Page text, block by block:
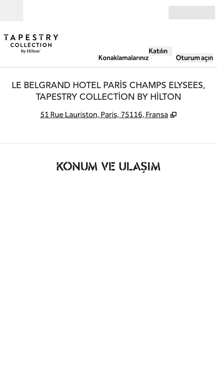
Konaklamalarınız
Katılın
Oturum açın
LE BELGRAND HOTEL PARIS CHAMPS ELYSEES,
TAPESTRY COLLECTION BY HILTON
51 Rue Lauriston, Paris, 75116, Fransa ,
KONUM VE ULAŞIM